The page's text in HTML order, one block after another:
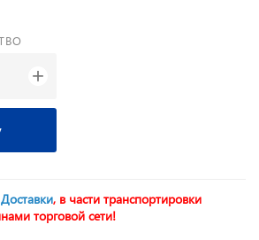
+
, в части транспортировки
торговой сети!